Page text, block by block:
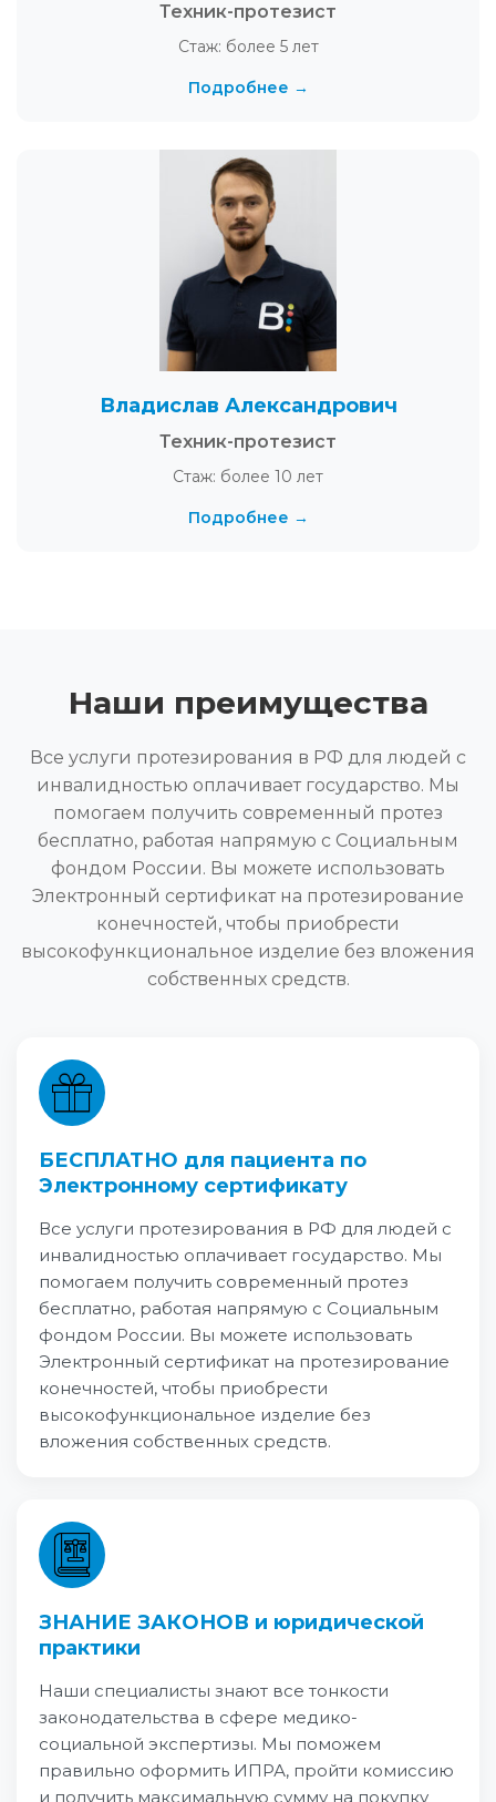
Техник-протезист
Стаж: более 5 лет
Подробнее →
Владислав Александрович
Техник-протезист
Стаж: более 10 лет
Подробнее →
Наши преимущества
Все услуги протезирования в РФ для людей с
инвалидностью оплачивает государство. Мы
помогаем получить современный протез
бесплатно, работая напрямую с Социальным
фондом России. Вы можете использовать
Электронный сертификат на протезирование
конечностей, чтобы приобрести
высокофункциональное изделие без вложения
собственных средств.
БЕСПЛАТНО для пациента по
Электронному сертификату
Все услуги протезирования в РФ для людей с
инвалидностью оплачивает государство. Мы
помогаем получить современный протез
бесплатно, работая напрямую с Социальным
фондом России. Вы можете использовать
Электронный сертификат на протезирование
конечностей, чтобы приобрести
высокофункциональное изделие без
вложения собственных средств.
ЗНАНИЕ ЗАКОНОВ и юридической
практики
Наши специалисты знают все тонкости
законодательства в сфере медико-
социальной экспертизы. Мы поможем
правильно оформить ИПРА, пройти комиссию
и получить максимальную сумму на покупку